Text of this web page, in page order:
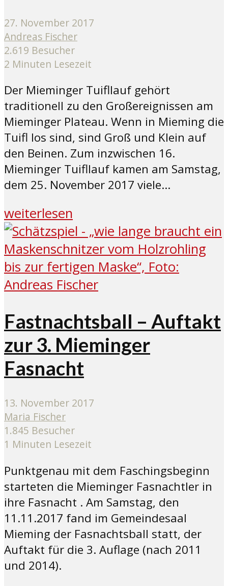
27. November 2017
Andreas Fischer
2.619 Besucher
2 Minuten Lesezeit
Der Mieminger Tuifllauf gehört
traditionell zu den Großereignissen am
Mieminger Plateau. Wenn in Mieming die
Tuifl los sind, sind Groß und Klein auf
den Beinen. Zum inzwischen 16.
Mieminger Tuifllauf kamen am Samstag,
dem 25. November 2017 viele...
weiterlesen
Fastnachtsball – Auftakt
zur 3. Mieminger
Fasnacht
13. November 2017
Maria Fischer
1.845 Besucher
1 Minuten Lesezeit
Punktgenau mit dem Faschingsbeginn
starteten die Mieminger Fasnachtler in
ihre Fasnacht . Am Samstag, den
11.11.2017 fand im Gemeindesaal
Mieming der Fasnachtsball statt, der
Auftakt für die 3. Auflage (nach 2011
und 2014).